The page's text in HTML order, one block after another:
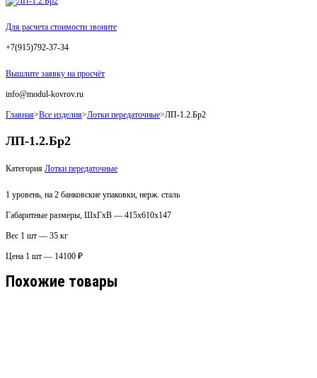
Для расчета стоимости звоните
+7(915)792-37-34
Вышлите заявку на просчёт
info@modul-kovrov.ru
Главная>Все изделия>Лотки передаточные>ЛП-1.2.Бр2
ЛП-1.2.Бр2
Категория Лотки передаточные
1 уровень, на 2 банковские упаковки, нерж. сталь
Габаритные размеры, ШхГхВ — 415х610х147
Вес 1 шт — 35 кг
Цена 1 шт — 14100 ₽
Похожие товары